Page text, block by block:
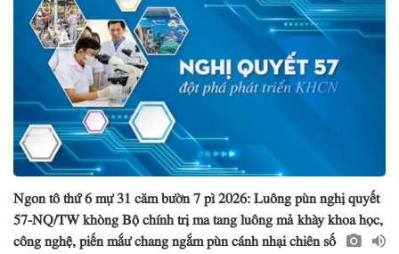
Ngon tô thứ 6 mự 31 căm bườn 7 pì 2026: Luông pùn nghị quyết
57-NQ/TW khòng Bộ chính trị ma tang luông mả khày khoa học,
công nghệ, piến mắư chang ngắm pùn cánh nhại chiên số